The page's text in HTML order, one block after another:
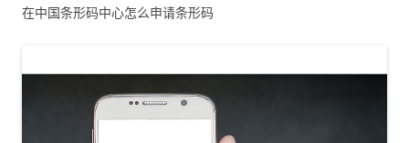
在中国条形码中心怎么申请条形码